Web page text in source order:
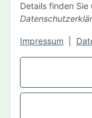
Details finden Sie
Impressum
Hersteller